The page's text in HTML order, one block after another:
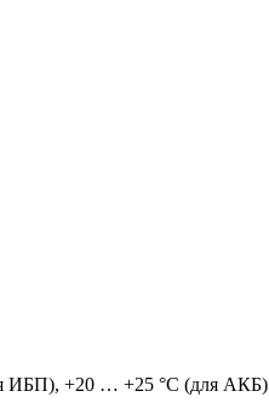
ИБП), +20 … +25 °C (для АКБ)